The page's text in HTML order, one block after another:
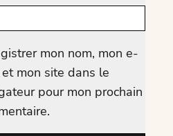
mon nom, mon e-
mon site dans le
pour mon prochain